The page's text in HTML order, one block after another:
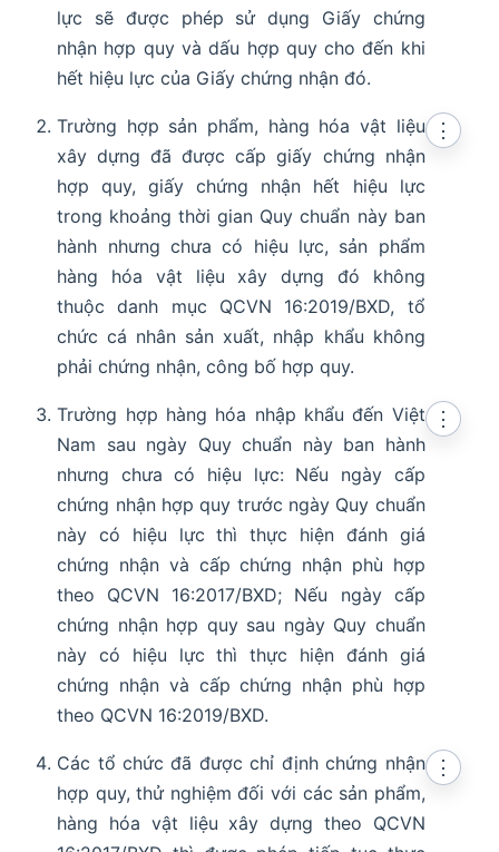
lực sẽ được phép sử dụng Giấy chứng
nhận hợp quy và dấu hợp quy cho đến khi
hết hiệu lực của Giấy chứng nhận đó.
Trường hợp sản phẩm, hàng hóa vật liệu
xây dựng đã được cấp giấy chứng nhận
hợp quy, giấy chứng nhận hết hiệu lực
trong khoảng thời gian Quy chuẩn này ban
hành nhưng chưa có hiệu lực, sản phẩm
hàng hóa vật liệu xây dựng đó không
thuộc danh mục QCVN 16:2019/BXD, tổ
chức cá nhân sản xuất, nhập khẩu không
phải chứng nhận, công bố hợp quy.
⋮
Trường hợp hàng hóa nhập khẩu đến Việt
Nam sau ngày Quy chuẩn này ban hành
nhưng chưa có hiệu lực: Nếu ngày cấp
chứng nhận hợp quy trước ngày Quy chuẩn
này có hiệu lực thì thực hiện đánh giá
chứng nhận và cấp chứng nhận phù hợp
theo QCVN 16:2017/BXD; Nếu ngày cấp
chứng nhận hợp quy sau ngày Quy chuẩn
này có hiệu lực thì thực hiện đánh giá
chứng nhận và cấp chứng nhận phù hợp
theo QCVN 16:2019/BXD.
⋮
Các tổ chức đã được chỉ định chứng nhận
hợp quy, thử nghiệm đối với các sản phẩm,
hàng hóa vật liệu xây dựng theo QCVN
⋮